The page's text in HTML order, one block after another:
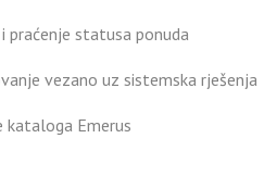
praćenje statusa ponuda
vezano uz sistemska rješenja
kataloga Emerus